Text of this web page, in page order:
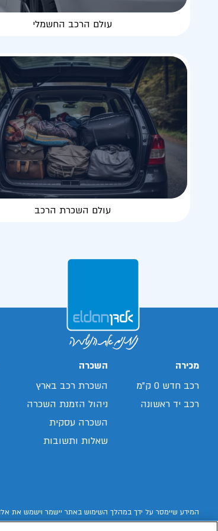
עולם הרכב החשמלי
עולם השכרת הרכב
מכירה
רכב חדש 0 ק"מ
רכב יד ראשונה
השכרה
השכרת רכב בארץ
ניהול הזמנת השכרה
השכרה עסקית
שאלות ותשובות
המידע שיימסר על ידך במהלך השימוש באתר יישמר וישמש את